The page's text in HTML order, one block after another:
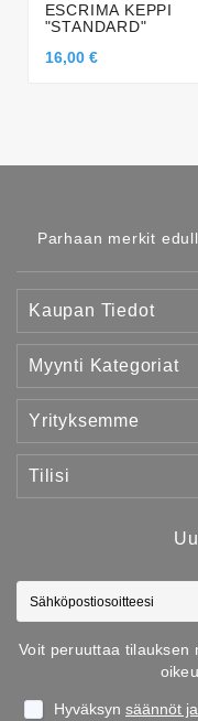
ESCRIMA KEPPI
"STANDARD"
16,00 €
Parhaan merkit
Kaupan Tiedot
Myynti Kategoriat
Yrityksemme
Tilisi
Voit peruuttaa tilauksen
Hyväksyn säännöt